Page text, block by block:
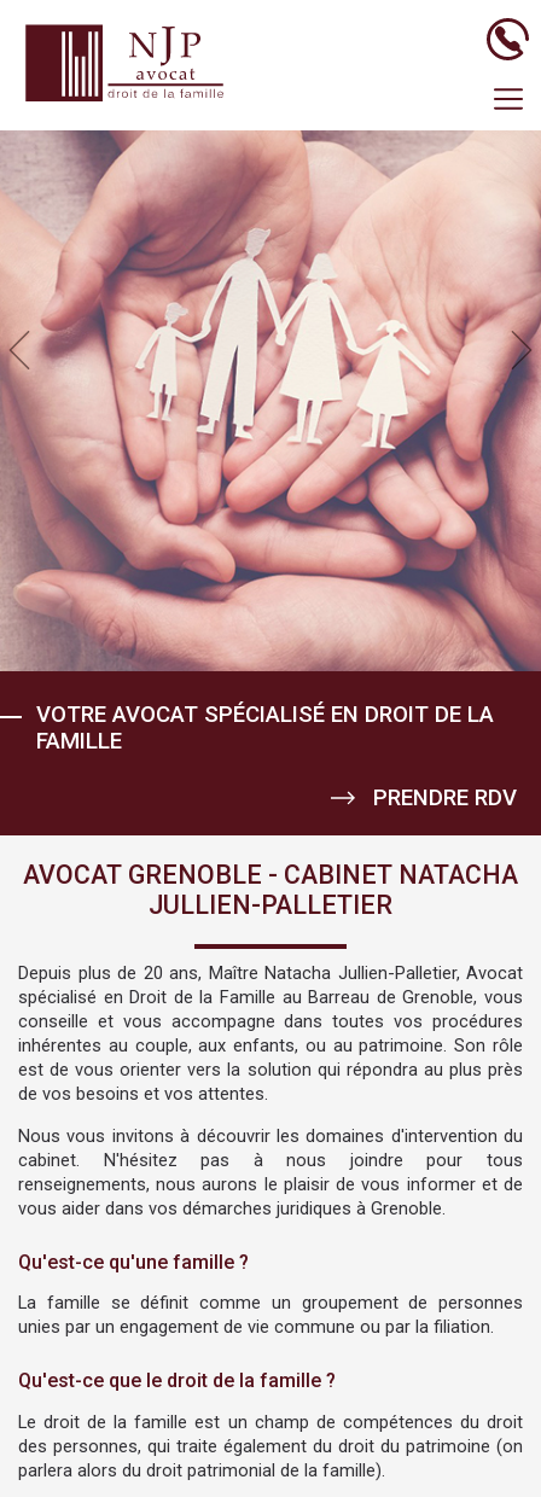
VOUS AIDER À DÉTERMINER LA MEILLEURE
PROTECTION JURIDIQUE DE VOS PROCHES...
PRENDRE RDV
VOTRE AVOCAT SPÉCIALISÉ EN DROIT DE LA
FAMILLE
PRENDRE RDV
NOUS PRÉPARONS VOTRE PROCÉDURE DE
DIVORCE DANS LES MEILLEURES
NOTRE MISSION : PROTÉGER VOS ENFANTS
ET RESTER À L'ÉCOUTE DE LEURS BESOINS !
PRENDRE RDV
NOUS VOUS ACCOMPAGNONS POUR FAIRE
VALOIR VOS DROITS !
PRENDRE RDV
VOUS AIDER À DÉTERMINER LA MEILLEURE
PROTECTION JURIDIQUE DE VOS PROCHES...
PRENDRE RDV
VOTRE AVOCAT SPÉCIALISÉ EN DROIT DE LA
FAMILLE
PRENDRE RDV
AVOCAT GRENOBLE - CABINET NATACHA
JULLIEN-PALLETIER
Depuis plus de 20 ans, Maître Natacha Jullien-Palletier, Avocat
spécialisé en Droit de la Famille au Barreau de Grenoble, vous
conseille et vous accompagne dans toutes vos procédures
inhérentes au couple, aux enfants, ou au patrimoine. Son rôle
est de vous orienter vers la solution qui répondra au plus près
de vos besoins et vos attentes.
Nous vous invitons à découvrir les domaines d'intervention du
cabinet. N'hésitez pas à nous joindre pour tous
renseignements, nous aurons le plaisir de vous informer et de
vous aider dans vos démarches juridiques à Grenoble.
Qu'est-ce qu'une famille ?
La famille se définit comme un groupement de personnes
unies par un engagement de vie commune ou par la filiation.
Qu'est-ce que le droit de la famille ?
Le droit de la famille est un champ de compétences du droit
des personnes, qui traite également du droit du patrimoine (on
parlera alors du droit patrimonial de la famille).